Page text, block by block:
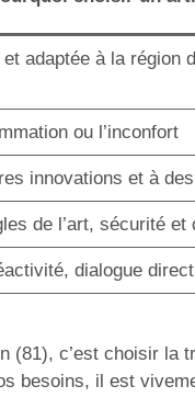
adaptée à la région
ou l’inconfort
innovations et à
de l’art, sécurité et
dialogue direct
(81), c’est choisir la
besoins, il est